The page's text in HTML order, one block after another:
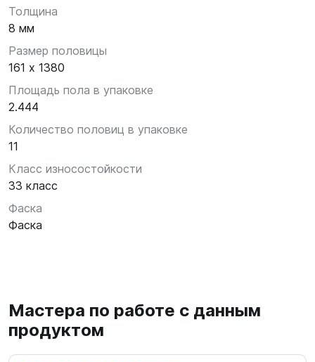
Толщина
8 мм
Размер половицы
161 х 1380
Площадь пола в упаковке
2.444
Количество половиц в упаковке
11
Класс износостойкости
33 класс
Фаска
Фаска
Мастера по работе с данным
продуктом